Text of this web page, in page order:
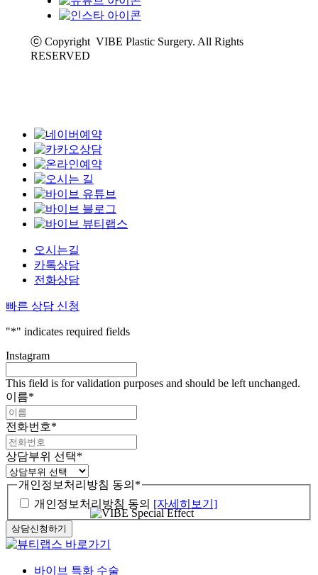
ⓒ Copyright VIBE Plastic Surgery. All Rights
RESERVED
오시는길
카톡상담
전화상담
빠른 상담 신청
"*" indicates required fields
Instagram
This field is for validation purposes and should be left unchanged.
이름*
전화번호*
상담부위 선택*
개인정보처리방침 동의 *
개인정보처리방침 동의 [자세히보기]
Close 바이브 특화 수술